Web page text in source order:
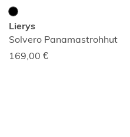
Lierys
Solvero Panamastrohhut
169,00 €